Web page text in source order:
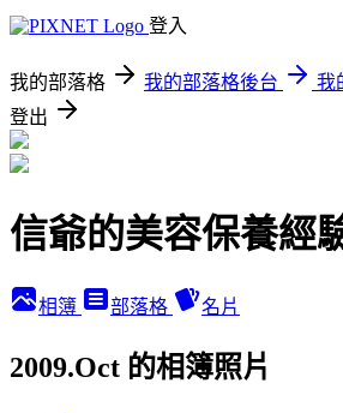
登入
我的部落格 我的部落格後台
我
登出
信爺的美容保養經
相簿 部落格 名片
2009.Oct 的相簿照片